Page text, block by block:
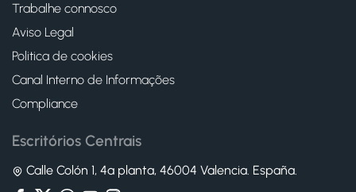
Trabalhe connosco
Aviso Legal
Politica de cookies
Canal Interno de Informações
Compliance
Escritórios Centrais
Calle Colón 1, 4ª planta, 46004 Valencia. España.